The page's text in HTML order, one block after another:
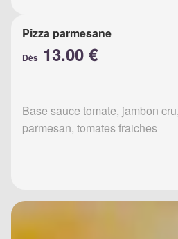
Pizza parmesane
Dès 13.00 €
Base sauce tomate, jambon
parmesan, tomates fraiches